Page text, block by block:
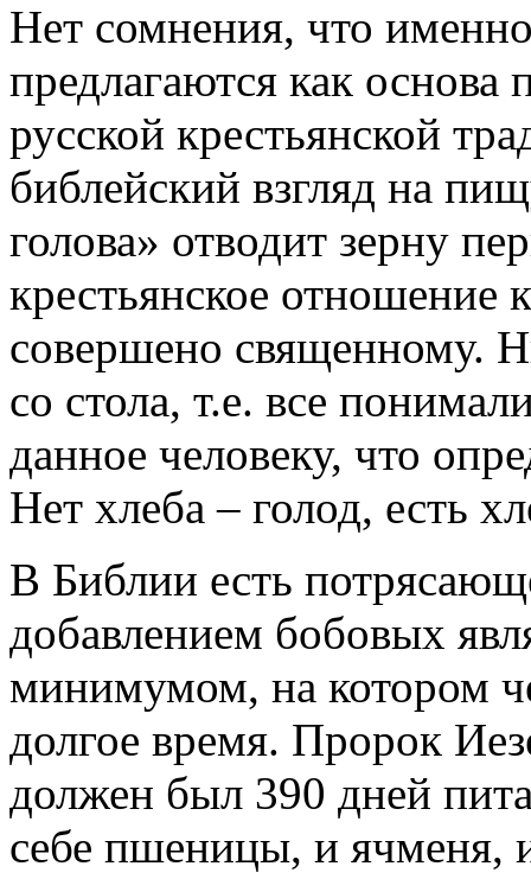
Нет сомнения, что
предлагаются как основа
русской крестьянской
библейский взгляд на
голова» отводит зерну
крестьянское отношение
совершено священному.
со стола, т.е. все
данное человеку, что
Нет хлеба – голод, есть
В Библии есть
добавлением бобовых
минимумом, на котором
долгое время. Пророк
должен был 390 дней
себе пшеницы, и ячменя,